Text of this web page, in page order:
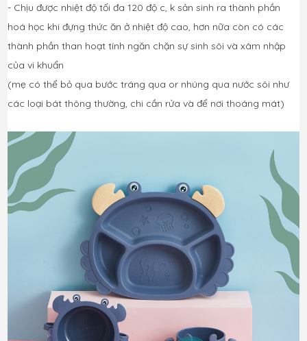
- Chịu được nhiệt độ tối đa 120 độ c, k sản sinh ra thành phần
hoá học khi đựng thức ăn ở nhiệt độ cao, hơn nữa còn có các
thành phần than hoạt tính ngăn chặn sự sinh sôi và xâm nhập
của vi khuẩn
(mẹ có thể bỏ qua bước tráng qua or nhúng qua nước sôi như
các loại bát thông thường, chi cần rửa và để nơi thoáng mát)